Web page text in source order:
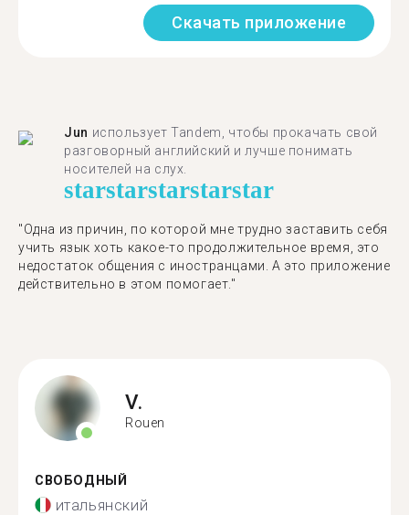
Скачать приложение
Jun использует Tandem, чтобы прокачать свой
разговорный английский и лучше понимать
носителей на слух.
starstarstarstarstar
"Одна из причин, по которой мне трудно заставить себя
учить язык хоть какое-то продолжительное время, это
недостаток общения с иностранцами. А это приложение
действительно в этом помогает."
V.
Rouen
СВОБОДНЫЙ
итальянский